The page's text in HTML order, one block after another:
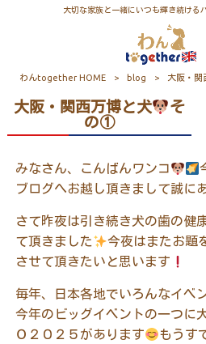
大切な家族と一緒にいつも輝き続け
わんtogether HOME > blog > 大阪・関
大阪・関西万博と犬
そ
の①
みなさん、こんばんワンコ
ブログへお越し頂きまして誠に
さて昨夜は引き続き犬の歯の健
て頂きました
今夜はまたお題
させて頂きたいと思います
毎年、日本各地でいろんなイベ
今年のビッグイベントの一つに
Ｏ２０２５があります
もうす